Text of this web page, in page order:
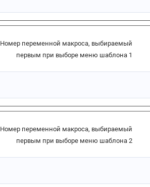
Номер переменной макроса, выбираемый
первым при выборе меню шаблона 1
Номер переменной макроса, выбираемый
первым при выборе меню шаблона 2